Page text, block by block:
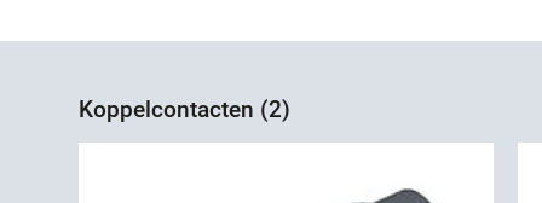
Koppelcontacten (2)